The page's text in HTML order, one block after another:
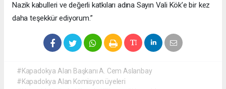
Nazik kabulleri ve değerli katkıları adına Sayın Vali Kök’e bir kez
daha teşekkür ediyorum.”
#Kapadokya Alan Başkanı A. Cem Aslanbay
#Kapadokya Alan Komisyon üyeleri